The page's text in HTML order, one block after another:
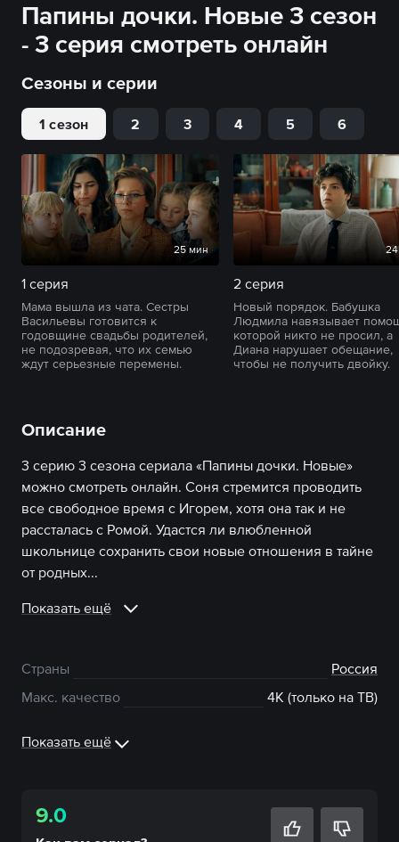
Папины дочки. Новые 3 сезон
- 3 серия смотреть онлайн
Сезоны и серии
1 сезон 2 3 4 5 6
25 мин
1 серия
Мама вышла из чата. Сестры
Васильевы готовится к
годовщине свадьбы родителей,
не подозревая, что их семью
ждут серьезные перемены.
2 серия
Новый порядок. Бабушка
Людмила навязывает
которой никто не просил, а
Диана нарушает обещание,
чтобы не получить двойку.
Описание
3 серию 3 сезона сериала «Папины дочки. Новые»
можно смотреть онлайн. Соня стремится проводить
все свободное время с Игорем, хотя она так и не
рассталась с Ромой. Удастся ли влюбленной
школьнице сохранить свои новые отношения в тайне
от родных...
Показать ещё
Страны
Россия
Макс. качество
4К (только на ТВ)
Показать ещё
9.0